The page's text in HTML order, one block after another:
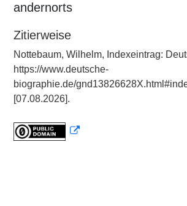
andernorts
Zitierweise
Nottebaum, Wilhelm, Indexeintrag:
https://www.deutsche-
biographie.de/
[07.08.2026].